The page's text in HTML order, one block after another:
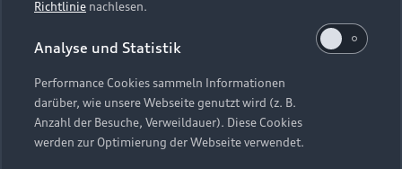
Vertrag widerrufen
Audi erleben
Newsletter
Cookie-Richtlinie
Barrierefreiheit
Hinweis: Die aktuelle Darstellung und Anordnung der
Embleme am Fahrzeug bei allen Abbildungen auf dieser
Webseite kann abweichen.
Richtlinie nachlesen.
Analyse und Statistik
Performance Cookies sammeln Informationen
darüber, wie unsere Webseite genutzt wird (z. B.
Anzahl der Besuche, Verweildauer). Diese Cookies
werden zur Optimierung der Webseite verwendet.